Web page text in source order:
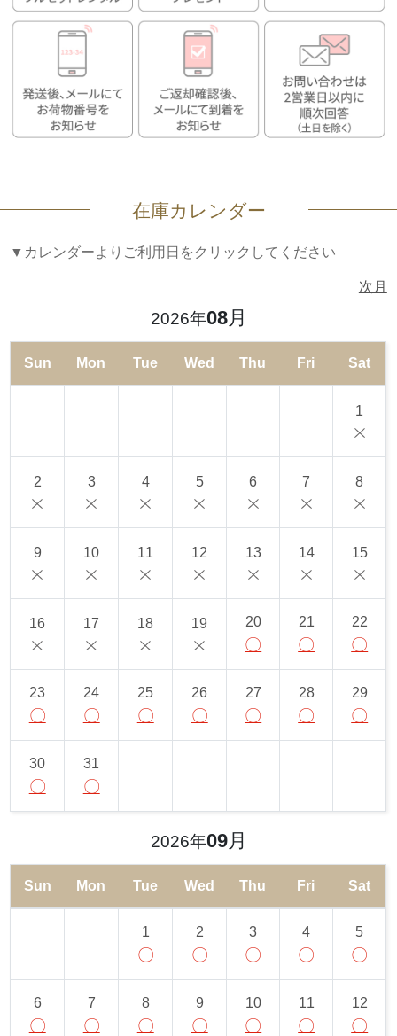
在庫カレンダー
▼カレンダーよりご利用日をクリックしてください
次月
2026年08月
Sun Mon Tue Wed Thu Fri Sat
1
2 3 4 5 6 7 8
9 10 11 12 13 14 15
16 17 18 19 20
〇
21
〇
22
〇
23
〇
24
〇
25
〇
26
〇
27
〇
28
〇
29
〇
30
〇
31
〇
2026年09月
Sun Mon Tue Wed Thu Fri Sat
1
〇
2
〇
3
〇
4
〇
5
〇
6
〇
7
〇
8
〇
9
〇
10
〇
11
〇
12
〇